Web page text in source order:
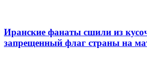
Иранские фанаты сшили из
запрещенный флаг страны на